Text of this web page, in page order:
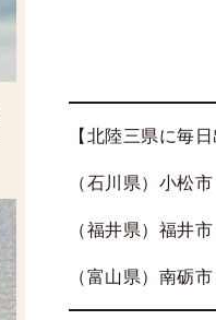
【北陸三県に毎
（石川県）小松
（福井県）福井
（富山県）南砺